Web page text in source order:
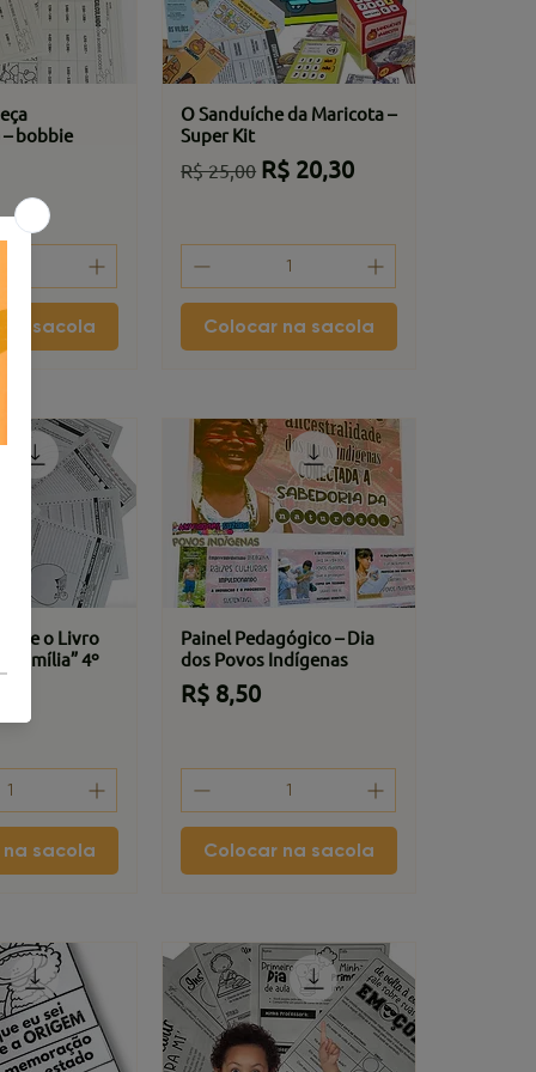
bobbie
sacola
O Sanduíche da Maricota –
Super Kit
Preço normal
R$ 25,00 Preço promocional
R$ 20,30
Colocar na sacola
o Livro
Família” 4º
sacola
Painel Pedagógico – Dia
dos Povos Indígenas
Preço
R$ 8,50
Colocar na sacola